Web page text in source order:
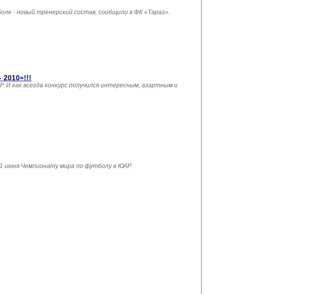
- новый тренерский состав, сообщили в ФК «Тараз».
2010»!!!
как всегда конкурс получился интересным, азартным и
июня Чемпионату мира по футболу в ЮАР.